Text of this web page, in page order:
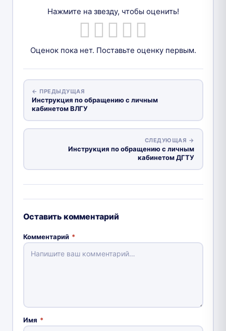
Нажмите на звезду, чтобы оценить!
Оценок пока нет. Поставьте оценку первым.
← ПРЕДЫДУЩАЯ
Инструкция по обращению с личным
кабинетом ВЛГУ
СЛЕДУЮЩАЯ →
Инструкция по обращению с личным
кабинетом ДГТУ
Оставить комментарий
Комментарий *
Имя *